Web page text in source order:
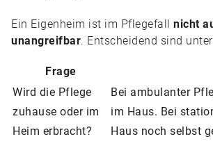
Ein Eigenheim ist im Pflegefall nicht
unangreifbar. Entscheidend sind
Frage
Wird die Pflege
zuhause oder im
Heim erbracht?
Bei ambulanter
im Haus. Bei
Haus noch selbst